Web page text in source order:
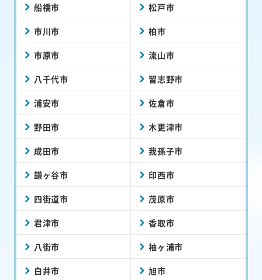
船橋市 松戸市
市川市 柏市
市原市 流山市
八千代市 習志野市
浦安市 佐倉市
野田市 木更津市
成田市 我孫子市
鎌ヶ谷市 印西市
四街道市 茂原市
君津市 香取市
八街市 袖ヶ浦市
白井市 旭市